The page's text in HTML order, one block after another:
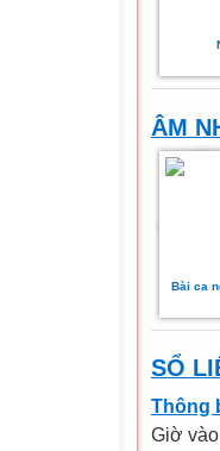
ÂM
Bài ca
SỔ
Thông
Giờ